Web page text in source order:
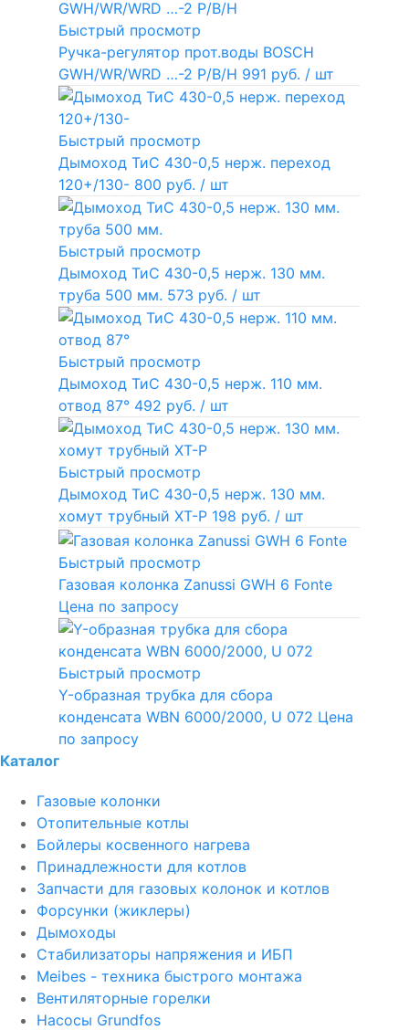
Быстрый просмотр
Ручка-регулятор прот.воды BOSCH
GWH/WR/WRD …-2 P/B/H 991 руб. / шт
Быстрый просмотр
Дымоход ТиС 430-0,5 нерж. переход
120+/130- 800 руб. / шт
Быстрый просмотр
Дымоход ТиС 430-0,5 нерж. 130 мм.
труба 500 мм. 573 руб. / шт
Быстрый просмотр
Дымоход ТиС 430-0,5 нерж. 110 мм.
отвод 87° 492 руб. / шт
Быстрый просмотр
Дымоход ТиС 430-0,5 нерж. 130 мм.
хомут трубный ХТ-Р 198 руб. / шт
Быстрый просмотр
Газовая колонка Zanussi GWH 6 Fonte
Цена по запросу
Быстрый просмотр
Y-образная трубка для сбора
конденсата WBN 6000/2000, U 072 Цена
по запросу
Каталог
Газовые колонки
Отопительные котлы
Бойлеры косвенного нагрева
Принадлежности для котлов
Запчасти для газовых колонок и котлов
Форсунки (жиклеры)
Дымоходы
Стабилизаторы напряжения и ИБП
Meibes - техника быстрого монтажа
Вентиляторные горелки
Насосы Grundfos